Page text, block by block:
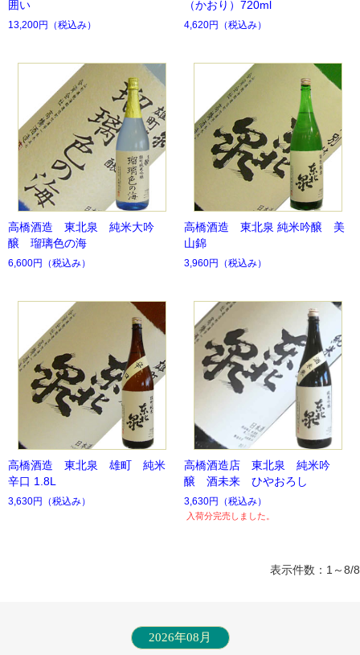
囲い
13,200円 （税込み）
（かおり）720ml
4,620円 （税込み）
高橋酒造 東北泉 純米大吟
醸 瑠璃色の海
6,600円 （税込み）
高橋酒造 東北泉 純米吟醸 美
山錦
3,960円 （税込み）
高橋酒造 東北泉 雄町 純米
辛口 1.8L
3,630円 （税込み）
高橋酒造店 東北泉 純米吟
醸 酒未来 ひやおろし
3,630円 （税込み）
入荷分完売しました。
表示件数：1～8/8
2026年08月